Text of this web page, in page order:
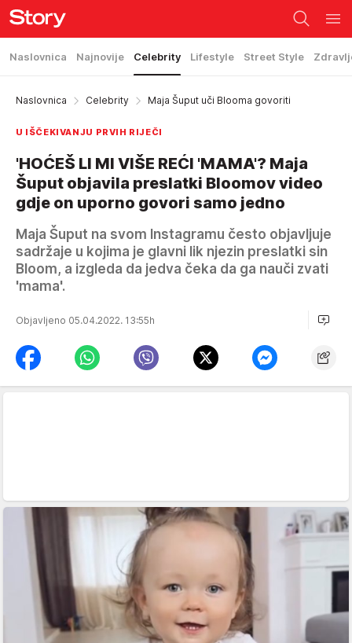
Naslovnica Najnovije Celebrity Lifestyle Street Style
Naslovnica Celebrity Maja Šuput uči Blooma govoriti
U IŠČEKIVANJU PRVIH RIJEČI
'HOĆEŠ LI MI VIŠE REĆI 'MAMA'? Maja
Šuput objavila preslatki Bloomov video
gdje on uporno govori samo jedno
Maja Šuput na svom Instagramu često objavljuje
sadržaje u kojima je glavni lik njezin preslatki sin
Bloom, a izgleda da jedva čeka da ga nauči zvati
'mama'.
Objavljeno 05.04.2022. 13:55h